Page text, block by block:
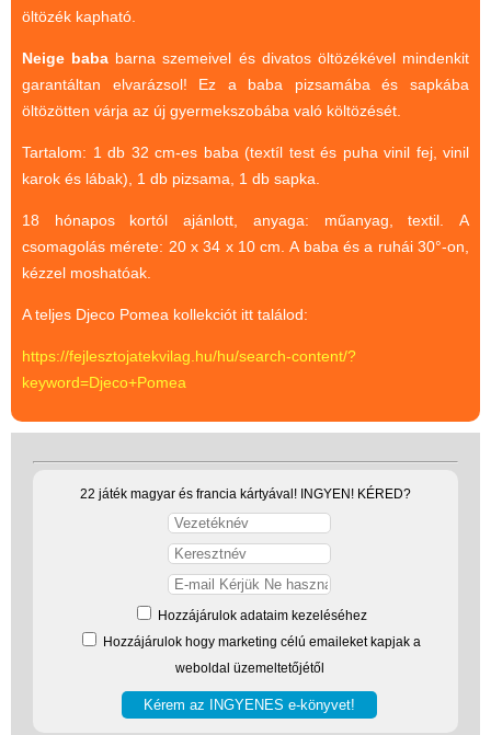
öltözék kapható.
Neige baba barna szemeivel és divatos öltözékével mindenkit
garantáltan elvarázsol! Ez a baba pizsamába és sapkába
öltözötten várja az új gyermekszobába való költözését.
Tartalom: 1 db 32 cm-es baba (textíl test és puha vinil fej, vinil
karok és lábak), 1 db pizsama, 1 db sapka.
18 hónapos kortól ajánlott, anyaga: műanyag, textil. A
csomagolás mérete: 20 x 34 x 10 cm. A baba és a ruhái 30°-on,
kézzel moshatóak.
A teljes Djeco Pomea kollekciót itt találod:
https://fejlesztojatekvilag.hu/hu/search-content/?
keyword=Djeco+Pomea
22 játék magyar és francia kártyával! INGYEN! KÉRED?
Hozzájárulok adataim kezeléséhez
Hozzájárulok hogy marketing célú emaileket kapjak a
weboldal üzemeltetőjétől
Ügyességi játékok
CSAK NÁLUNK - Egyedi
Vélemények
Adatkezelés
Szállítási költség 1490 Ft-tól,
de akár INGYEN!